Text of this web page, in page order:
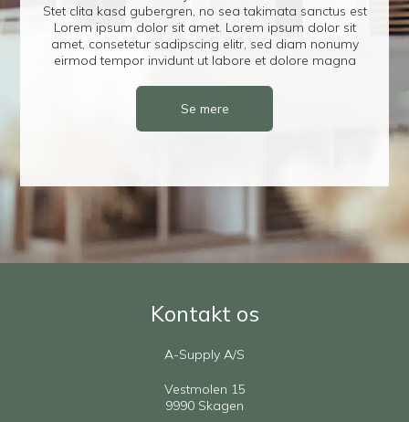
Stet clita kasd gubergren, no sea takimata sanctus est
Lorem ipsum dolor sit amet. Lorem ipsum dolor sit
amet, consetetur sadipscing elitr, sed diam nonumy
eirmod tempor invidunt ut labore et dolore magna
Se mere
Kontakt os
A-Supply A/S
Vestmolen 15
9990 Skagen